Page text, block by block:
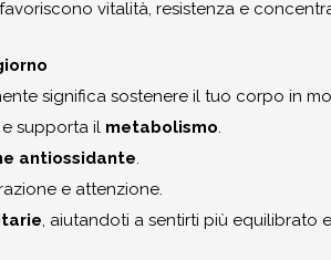
vitalità, resistenza e
significa sostenere il tuo corpo in
supporta il metabolismo.
antiossidante.
e attenzione.
, aiutandoti a sentirti più equilibrato